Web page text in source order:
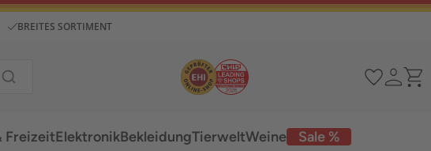
BREITES SORTIMENT
Freizeit Sale %
ElektronikBekleidungTierweltWeine